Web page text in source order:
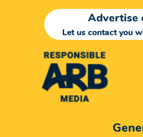
Advertise
Let us contact you